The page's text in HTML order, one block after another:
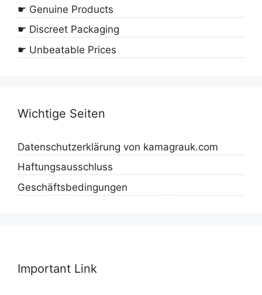
☛ Genuine Products
☛ Discreet Packaging
☛ Unbeatable Prices
Wichtige Seiten
Datenschutzerklärung von kamagrauk.com
Haftungsausschluss
Geschäftsbedingungen
Important Link